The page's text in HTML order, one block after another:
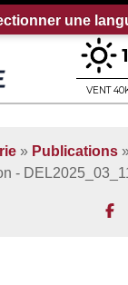
Bienvenue sur le
VENT
» Publications
-
une